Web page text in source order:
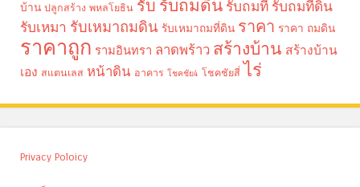
บ้าน ปลูกสร้าง พหลโยธิน รับ รับถมดิน รับถมที่ รับถมที่ดิน
รับเหมา รับเหมาถมดิน รับเหมาถมที่ดิน ราคา ราคา ถมดิน
ราคาถูก รามอินทรา ลาดพร้าว สร้างบ้าน สร้างบ้าน
เอง สแตนเลส หน้าดิน อาคาร โชคชัย4 โชคชัยสี่ ไร่
Privacy Poloicy